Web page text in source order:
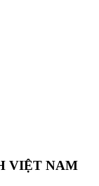
VIỆT NAM